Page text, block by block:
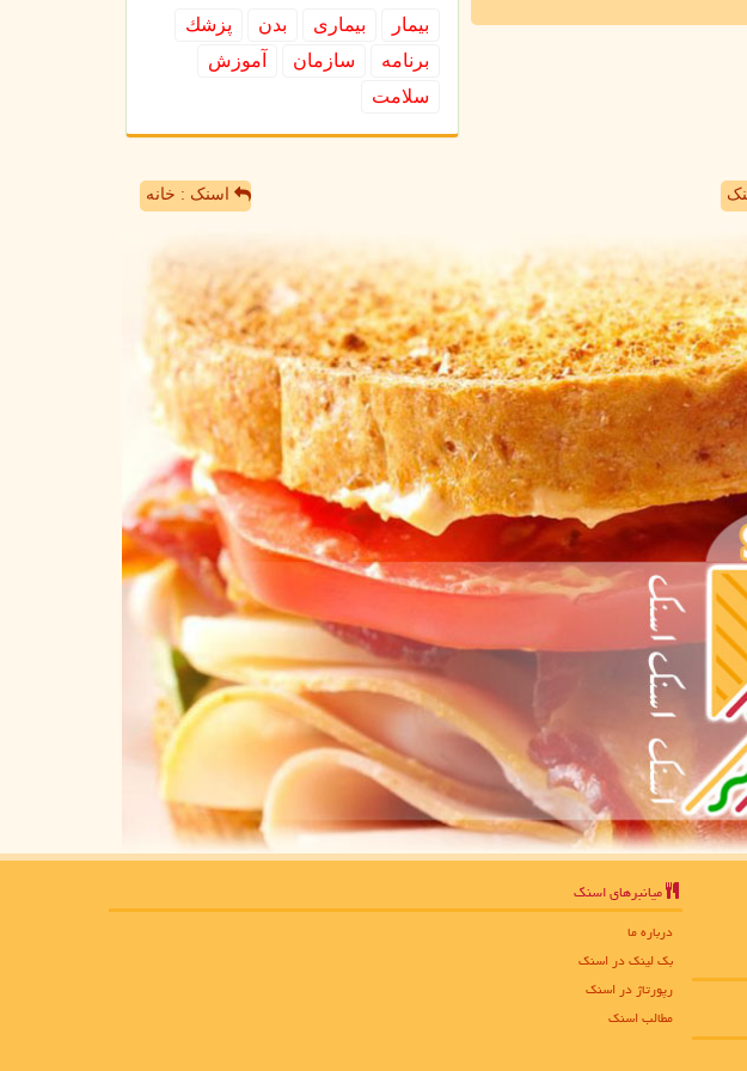
بیمار بیماری بدن
پزشك
برنامه
سازمان
آموزش
سلامت
اسنک : خانه
میانبرهای اسنك
درباره ما
بک لینک در اسنك
رپورتاژ در اسنك
مطالب اسنك